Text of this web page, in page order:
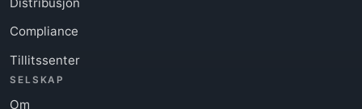
Compliance
Tillitssenter
SELSKAP
Om